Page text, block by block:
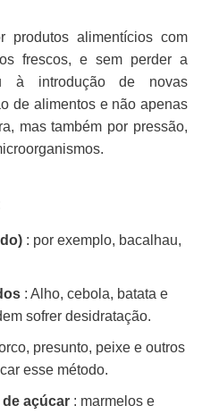
produtos alimentícios com
frescos, e sem perder a
à introdução de novas
de alimentos e não apenas
mas também por pressão,
: por exemplo, bacalhau,
: Alho, cebola, batata e
sofrer desidratação.
presunto, peixe e outros
esse método.
de açúcar : marmelos e